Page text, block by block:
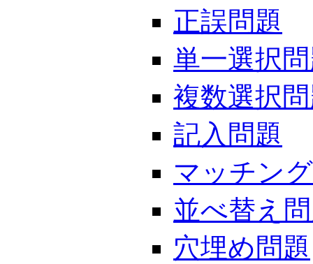
正誤問題
単一選択
複数選択
記入問題
マッチン
並べ替え
穴埋め問題